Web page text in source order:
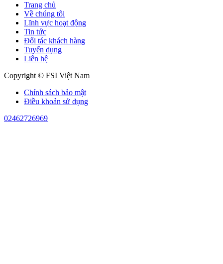
Trang chủ
Về chúng tôi
Lĩnh vực hoạt động
Tin tức
Đối tác khách hàng
Tuyển dụng
Liên hệ
Copyright © FSI Việt Nam
Chính sách bảo mật
Điều khoản sử dụng
02462726969